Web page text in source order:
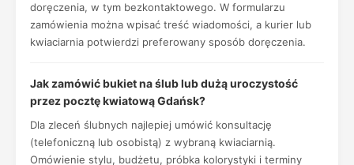
doręczenia, w tym bezkontaktowego. W formularzu
zamówienia można wpisać treść wiadomości, a kurier lub
kwiaciarnia potwierdzi preferowany sposób doręczenia.
Jak zamówić bukiet na ślub lub dużą uroczystość
przez pocztę kwiatową Gdańsk?
Dla zleceń ślubnych najlepiej umówić konsultację
(telefoniczną lub osobistą) z wybraną kwiaciarnią.
Omówienie stylu, budżetu, próbka kolorystyki i terminy